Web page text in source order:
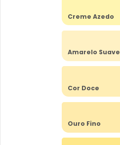
Creme Azedo
Amarelo Suave
Cor Doce
Ouro Fino